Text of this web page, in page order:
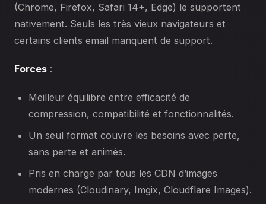
(Chrome, Firefox, Safari 14+, Edge) le supportent
nativement. Seuls les très vieux navigateurs et
certains clients email manquent de support.
Forces :
Meilleur équilibre entre efficacité de
compression, compatibilité et fonctionnalités.
Un seul format couvre les besoins avec perte,
sans perte et animés.
Pris en charge par tous les CDN d’images
modernes (Cloudinary, Imgix, Cloudflare Images).